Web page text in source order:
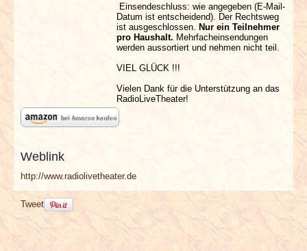
Einsendeschluss: wie angegeben (E-Mail-
Datum ist entscheidend). Der Rechtsweg
ist ausgeschlossen. Nur ein Teilnehmer
pro Haushalt. Mehrfacheinsendungen
werden aussortiert und nehmen nicht teil.
VIEL GLÜCK !!!
Vielen Dank für die Unterstützung an das
RadioLiveTheater!
Weblink
http://www.radiolivetheater.de
Tweet